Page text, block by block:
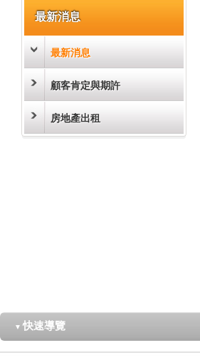
最新消息
最新消息
顧客肯定與期許
房地產出租
▼ 快速導覽